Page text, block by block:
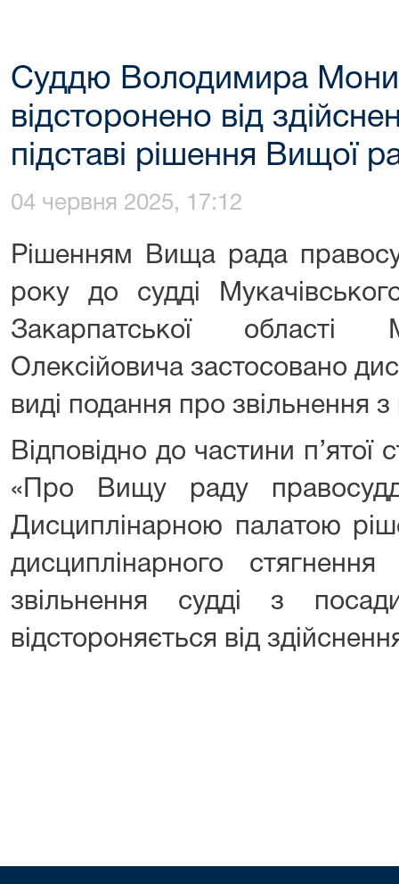
Суддю Володимира
відсторонено від
підставі рішення Вищої
04 червня 2025, 17:12
Рішенням Вища рада
року до судді
Закарпатської області
Олексійовича застосовано
виді подання про звільнення
Відповідно до частини п’ятої
«Про Вищу раду
Дисциплінарною палатою
дисциплінарного
звільнення судді з
відстороняється від